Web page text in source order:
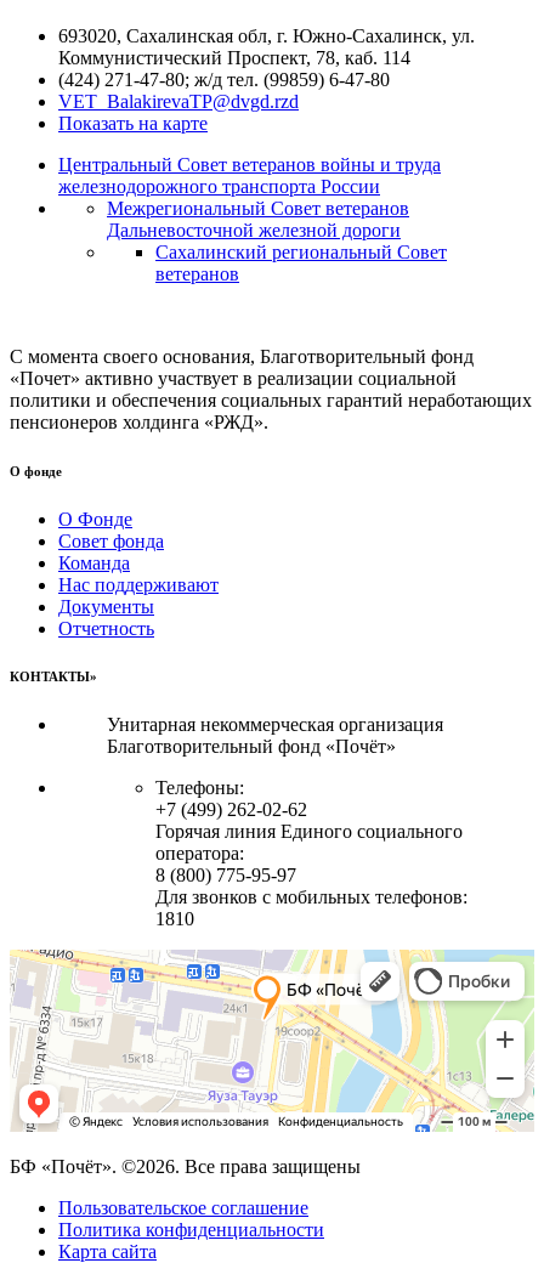
693020, Сахалинская обл, г. Южно-Сахалинск, ул.
Коммунистический Проспект, 78, каб. 114
(424) 271-47-80; ж/д тел. (99859) 6-47-80
VET_BalakirevaTP@dvgd.rzd
Показать на карте
Центральный Совет ветеранов войны и труда
железнодорожного транспорта России
Межрегиональный Совет ветеранов
Дальневосточной железной дороги
Сахалинский региональный Совет
ветеранов
С момента своего основания, Благотворительный фонд
«Почет» активно участвует в реализации социальной
политики и обеспечения социальных гарантий неработающих
пенсионеров холдинга «РЖД».
О фонде
О Фонде
Совет фонда
Команда
Нас поддерживают
Документы
Отчетность
КОНТАКТЫ»
Унитарная некоммерческая организация
Благотворительный фонд «Почёт»
Телефоны:
+7 (499) 262-02-62
Горячая линия Единого социального
оператора:
8 (800) 775-95-97
Для звонков с мобильных телефонов:
1810
БФ «Почёт». ©2026. Все права защищены
Пользовательское соглашение
Политика конфиденциальности
Карта сайта